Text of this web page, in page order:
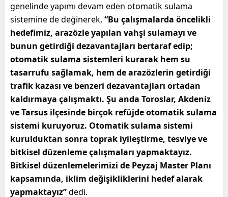
genelinde yapımı devam eden otomatik sulama
sistemine de değinerek, “Bu çalışmalarda öncelikli
hedefimiz, arazözle yapılan vahşi sulamayı ve
bunun getirdiği dezavantajları bertaraf edip;
otomatik sulama sistemleri kurarak hem su
tasarrufu sağlamak, hem de arazözlerin getirdiği
trafik kazası ve benzeri dezavantajları ortadan
kaldırmaya çalışmaktı. Şu anda Toroslar, Akdeniz
ve Tarsus ilçesinde birçok refüjde otomatik sulama
sistemi kuruyoruz. Otomatik sulama sistemi
kurulduktan sonra toprak iyileştirme, tesviye ve
bitkisel düzenleme çalışmaları yapmaktayız.
Bitkisel düzenlemelerimizi de Peyzaj Master Planı
kapsamında, iklim değişikliklerini hedef alarak
yapmaktayız”dedi.